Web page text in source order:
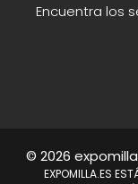
Encuentra los
© 2026
EXPOMILLA.ES